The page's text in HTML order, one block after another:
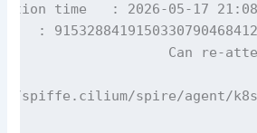
spire/agent/